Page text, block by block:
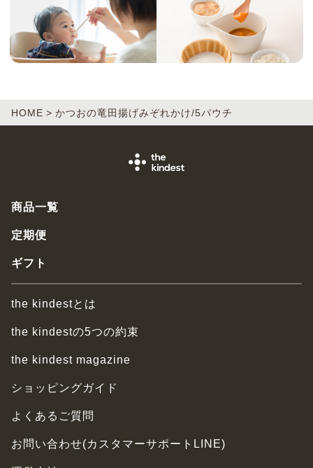
HOME かつおの竜田揚げみぞれかけ/5パウチ
商品一覧
定期便
ギフト
the kindestとは
the kindestの5つの約束
the kindest magazine
ショッピングガイド
よくあるご質問
お問い合わせ(カスタマーサポートLINE)